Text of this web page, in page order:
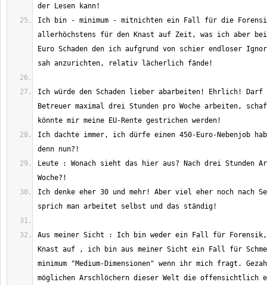
Ich bin - minimum - mitnichten ein Fall für die
allerhöchstens für den Knast auf Zeit, was ich aber bei
Euro Schaden den ich aufgrund von schier endloser
Ich würde den Schaden lieber abarbeiten! Ehrlich! Darf
Betreuer maximal drei Stunden pro Woche arbeiten,
Ich dachte immer, ich dürfe einen 450-Euro-Nebenjob
Leute : Wonach sieht das hier aus? Nach drei Stunden
Ich denke eher 30 und mehr! Aber viel eher noch nach
Aus meiner Sicht : Ich bin weder ein Fall für
Knast auf , ich bin aus meiner Sicht ein Fall für
minimum "Medium-Dimensionen" wenn ihr mich fragt.
möglichen Arschlöchern dieser Welt die offensichtlich